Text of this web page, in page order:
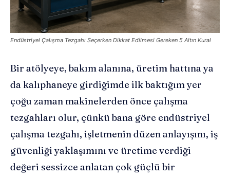
Endüstriyel Çalışma Tezgahı Seçerken Dikkat Edilmesi Gereken 5 Altın Kural
Bir atölyeye, bakım alanına, üretim hattına ya
da kalıphaneye girdiğimde ilk baktığım yer
çoğu zaman makinelerden önce çalışma
tezgahları olur, çünkü bana göre endüstriyel
çalışma tezgahı, işletmenin düzen anlayışını, iş
güvenliği yaklaşımını ve üretime verdiği
değeri sessizce anlatan çok güçlü bir